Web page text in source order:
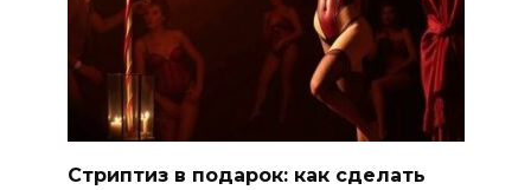
Стриптиз в подарок: как сделать